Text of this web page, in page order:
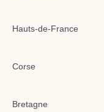
Hauts-de-France
Corse
Bretagne